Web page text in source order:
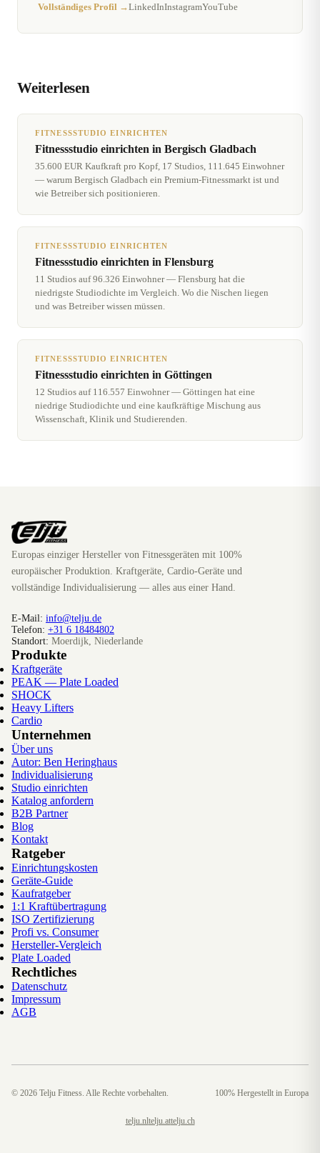
Vollständiges Profil →LinkedInInstagramYouTube
Weiterlesen
FITNESSSTUDIO EINRICHTEN
Fitnessstudio einrichten in Bergisch Gladbach
35.600 EUR Kaufkraft pro Kopf, 17 Studios, 111.645 Einwohner
— warum Bergisch Gladbach ein Premium-Fitnessmarkt ist und
wie Betreiber sich positionieren.
FITNESSSTUDIO EINRICHTEN
Fitnessstudio einrichten in Flensburg
11 Studios auf 96.326 Einwohner — Flensburg hat die
niedrigste Studiodichte im Vergleich. Wo die Nischen liegen
und was Betreiber wissen müssen.
FITNESSSTUDIO EINRICHTEN
Fitnessstudio einrichten in Göttingen
12 Studios auf 116.557 Einwohner — Göttingen hat eine
niedrige Studiodichte und eine kaufkräftige Mischung aus
Wissenschaft, Klinik und Studierenden.
Europas einziger Hersteller von Fitnessgeräten mit 100%
europäischer Produktion. Kraftgeräte, Cardio-Geräte und
vollständige Individualisierung — alles aus einer Hand.
E-Mail: info@telju.de
Telefon: +31 6 18484802
Standort: Moerdijk, Niederlande
Produkte
Kraftgeräte
PEAK — Plate Loaded
SHOCK
Heavy Lifters
Cardio
Unternehmen
Über uns
Autor: Ben Heringhaus
Individualisierung
Studio einrichten
Katalog anfordern
B2B Partner
Blog
Kontakt
Ratgeber
Einrichtungskosten
Geräte-Guide
Kaufratgeber
1:1 Kraftübertragung
ISO Zertifizierung
Profi vs. Consumer
Hersteller-Vergleich
Plate Loaded
Rechtliches
Datenschutz
Impressum
AGB
© 2026 Telju Fitness. Alle Rechte vorbehalten. 100% Hergestellt in Europa
telju.nltelju.attelju.ch